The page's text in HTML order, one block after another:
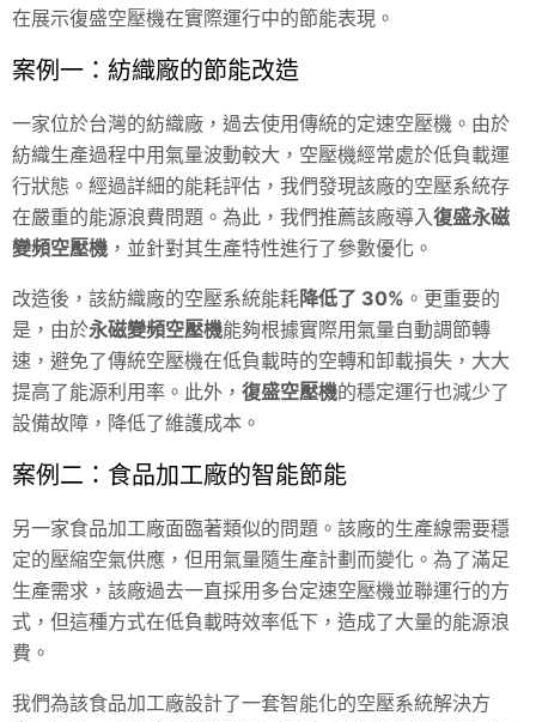
在展示復盛空壓機在實際運行中的節能表現。
案例一：紡織廠的節能改造
一家位於台灣的紡織廠，過去使用傳統的定速空壓機。由於
紡織生產過程中用氣量波動較大，空壓機經常處於低負載運
行狀態。經過詳細的能耗評估，我們發現該廠的空壓系統存
在嚴重的能源浪費問題。為此，我們推薦該廠導入復盛永磁
變頻空壓機 ，並針對其生產特性進行了參數優化。
改造後，該紡織廠的空壓系統能耗降低了 30% 。更重要的
是，由於永磁變頻空壓機能夠根據實際用氣量自動調節轉
速，避免了傳統空壓機在低負載時的空轉和卸載損失，大大
提高了能源利用率。此外， 復盛空壓機的穩定運行也減少了
設備故障，降低了維護成本。
案例二：食品加工廠的智能節能
另一家食品加工廠面臨著類似的問題。該廠的生產線需要穩
定的壓縮空氣供應，但用氣量隨生產計劃而變化。為了滿足
生產需求，該廠過去一直採用多台定速空壓機並聯運行的方
式，但這種方式在低負載時效率低下，造成了大量的能源浪
費。
我們為該食品加工廠設計了一套智能化的空壓系統解決方